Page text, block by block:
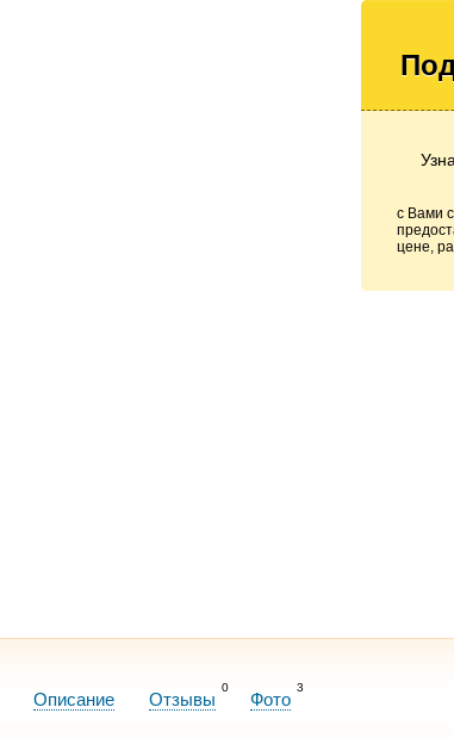
с Вами
цене,
Описание Отзывы
0
Фото
3